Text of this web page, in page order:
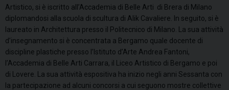
Artistico, si è iscritto all’Accademia di Belle Arti di Brera di Milano
diplomandosi alla scuola di scultura di Alik Cavaliere. In seguito, si è
laureato in Architettura presso il Politecnico di Milano. La sua attività
d’insegnamento si è concentrata a Bergamo quale docente di
discipline plastiche presso l’Istituto d’Arte Andrea Fantoni,
l’Accademia di Belle Arti Carrara, il Liceo Artistico di Bergamo e poi
di Lovere. La sua attività espositiva ha inizio negli anni Sessanta con
la partecipazione ad alcuni concorsi a cui seguono mostre collettive